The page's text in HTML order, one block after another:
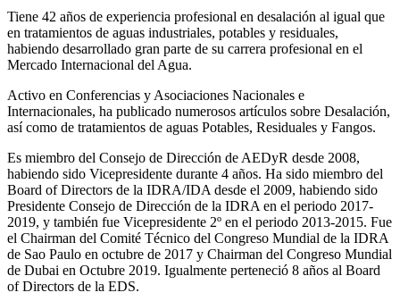
Tiene 42 años de experiencia profesional en desalación al igual que
en tratamientos de aguas industriales, potables y residuales,
habiendo desarrollado gran parte de su carrera profesional en el
Mercado Internacional del Agua.
Activo en Conferencias y Asociaciones Nacionales e
Internacionales, ha publicado numerosos artículos sobre Desalación,
así como de tratamientos de aguas Potables, Residuales y Fangos.
Es miembro del Consejo de Dirección de AEDyR desde 2008,
habiendo sido Vicepresidente durante 4 años. Ha sido miembro del
Board of Directors de la IDRA/IDA desde el 2009, habiendo sido
Presidente Consejo de Dirección de la IDRA en el periodo 2017-
2019, y también fue Vicepresidente 2º en el periodo 2013-2015. Fue
el Chairman del Comité Técnico del Congreso Mundial de la IDRA
de Sao Paulo en octubre de 2017 y Chairman del Congreso Mundial
de Dubai en Octubre 2019. Igualmente perteneció 8 años al Board
of Directors de la EDS.